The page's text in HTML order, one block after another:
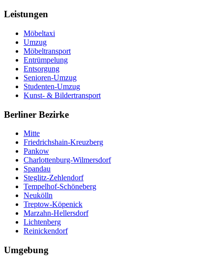
Leistungen
Möbeltaxi
Umzug
Möbeltransport
Entrümpelung
Entsorgung
Senioren-Umzug
Studenten-Umzug
Kunst- & Bildertransport
Berliner Bezirke
Mitte
Friedrichshain-Kreuzberg
Pankow
Charlottenburg-Wilmersdorf
Spandau
Steglitz-Zehlendorf
Tempelhof-Schöneberg
Neukölln
Treptow-Köpenick
Marzahn-Hellersdorf
Lichtenberg
Reinickendorf
Umgebung